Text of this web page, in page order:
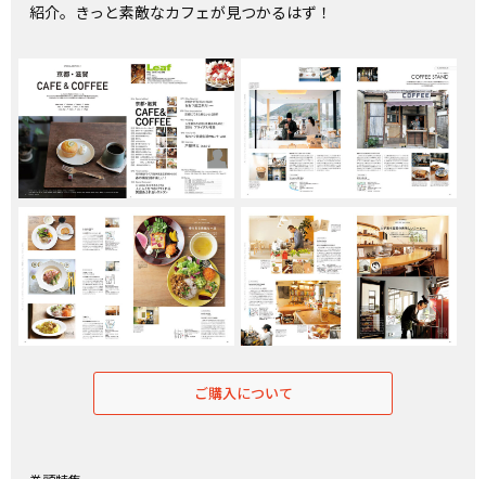
紹介。きっと素敵なカフェが見つかるはず！
ご購入について